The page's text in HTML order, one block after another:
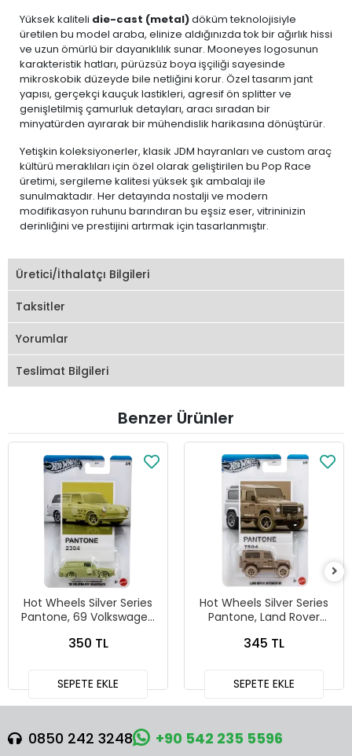
Yüksek kaliteli die-cast (metal)döküm teknolojisiyle
üretilen bu model araba, elinize aldığınızda tok bir ağırlık hissi
ve uzun ömürlü bir dayanıklılık sunar. Mooneyes logosunun
karakteristik hatları, pürüzsüz boya işçiliği sayesinde
mikroskobik düzeyde bile netliğini korur. Özel tasarım jant
yapısı, gerçekçi kauçuk lastikleri, agresif ön splitter ve
genişletilmiş çamurluk detayları, aracı sıradan bir
minyatürden ayırarak bir mühendislik harikasına dönüştürür.
Yetişkin koleksiyonerler, klasik JDM hayranları ve custom araç
kültürü meraklıları için özel olarak geliştirilen bu Pop Race
üretimi, sergileme kalitesi yüksek şık ambalajı ile
sunulmaktadır. Her detayında nostalji ve modern
modifikasyon ruhunu barındıran bu eşsiz eser, vitrininizin
derinliğini ve prestijini artırmak için tasarlanmıştır.
Üretici/İthalatçı Bilgileri
Taksitler
Yorumlar
Teslimat Bilgileri
Benzer Ürünler
Hot Wheels Silver Series
Pantone, 69 Volkswagen
350 TL
SEPETE EKLE
Hot Wheels Silver Series
Pantone, Land Rover
345 TL
SEPETE EKLE
0850 242 3248 +90 542 235 5596